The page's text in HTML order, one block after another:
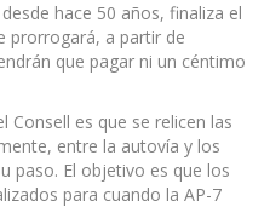
de
peaje
hace 50 años, finaliza el
prorrogará, a partir de
que pagar ni un céntimo
Consell es que se relicen las
entre la autovía y los
paso. El objetivo es que los
para cuando la AP-7